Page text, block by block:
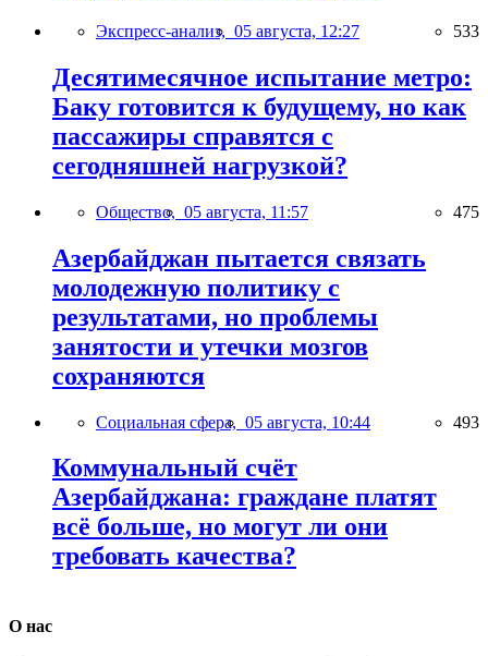
Экспресс-анализ, 05 августа, 12:27 533
Десятимесячное испытание метро:
Баку готовится к будущему, но как
пассажиры справятся с
сегодняшней нагрузкой?
Общество, 05 августа, 11:57 475
Азербайджан пытается связать
молодежную политику с
результатами, но проблемы
занятости и утечки мозгов
сохраняются
Социальная сфера, 05 августа, 10:44 493
Коммунальный счёт
Азербайджана: граждане платят
всё больше, но могут ли они
требовать качества?
О нас